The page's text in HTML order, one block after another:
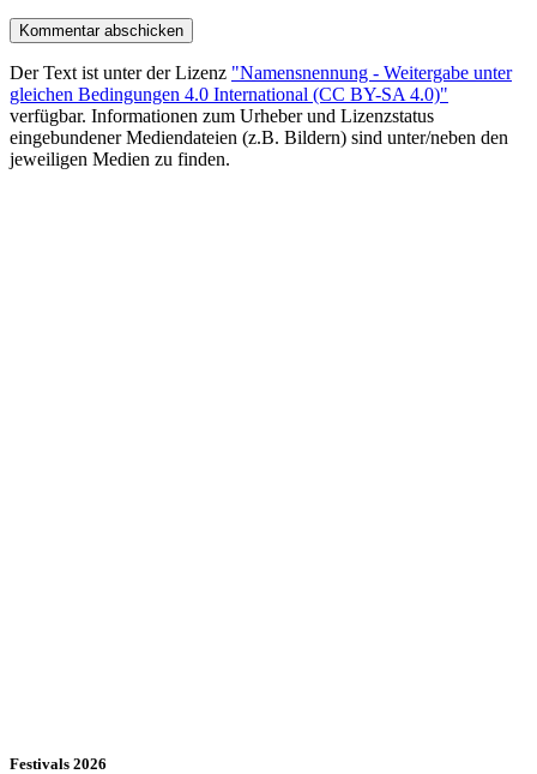
Der Text ist unter der Lizenz "Namensnennung - Weitergabe unter
gleichen Bedingungen 4.0 International (CC BY-SA 4.0)"
verfügbar. Informationen zum Urheber und Lizenzstatus
eingebundener Mediendateien (z.B. Bildern) sind unter/neben den
jeweiligen Medien zu finden.
Festivals 2026